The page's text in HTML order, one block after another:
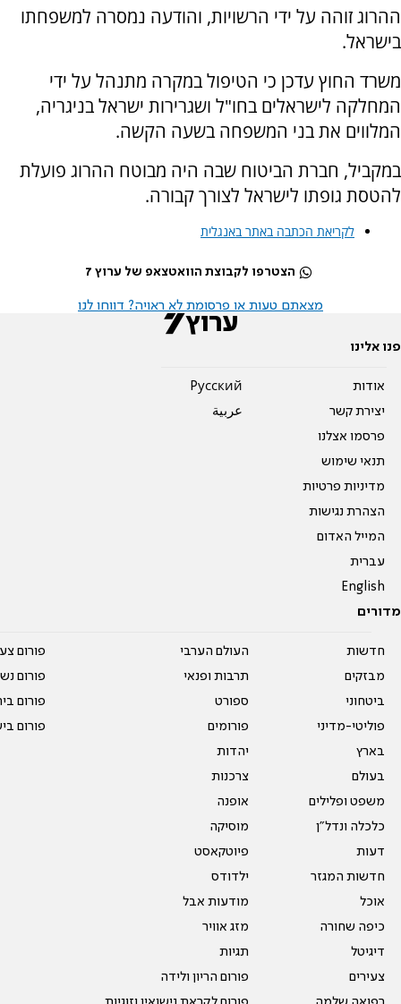
ההרוג זוהה על ידי הרשויות, והודעה נמסרה למשפחתו
בישראל.
משרד החוץ עדכן כי הטיפול במקרה מתנהל על ידי
המחלקה לישראלים בחו"ל ושגרירות ישראל בניגריה,
המלווים את בני המשפחה בשעה הקשה.
במקביל, חברת הביטוח שבה היה מבוטח ההרוג פועלת
להטסת גופתו לישראל לצורך קבורה.
לקריאת הכתבה באתר באנגלית
הצטרפו לקבוצת הוואטצאפ של ערוץ 7
מצאתם טעות או פרסומת לא ראויה? דווחו לנו
פנו אלינו
אודות
יצירת קשר
פרסמו אצלנו
תנאי שימוש
מדיניות פרטיות
הצהרת נגישות
המייל האדום
עברית
English
Pусский
عربية
מדורים
חדשות
מבזקים
ביטחוני
פוליטי-מדיני
בארץ
בעולם
משפט ופלילים
כלכלה ונדל"ן
דעות
חדשות המגזר
אוכל
כיפה שחורה
דיגיטל
צעירים
העולם הערבי
תרבות ופנאי
ספורט
פורומים
יהדות
צרכנות
אופנה
מוסיקה
פיוטקאסט
ילדודס
מודעות אבל
מזג אוויר
תגיות
פורום הריון ולידה
פורום
פורום
פורום
פורום